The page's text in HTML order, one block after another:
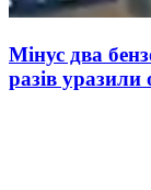
Мінус два
разів